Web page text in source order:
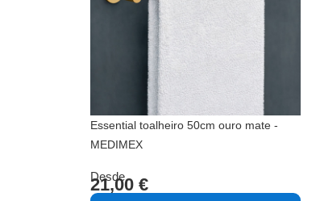
Essential toalheiro 50cm ouro mate -
MEDIMEX
Desde
21,00 €